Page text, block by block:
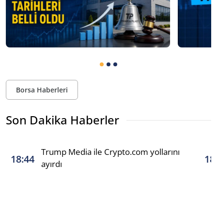
Borsa Haberleri
Son Dakika Haberler
18:44
Trump Media ile Crypto.com yollarını
ayırdı